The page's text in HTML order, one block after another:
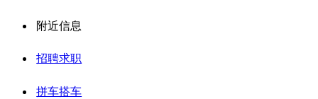
附近信息
招聘求职
拼车搭车